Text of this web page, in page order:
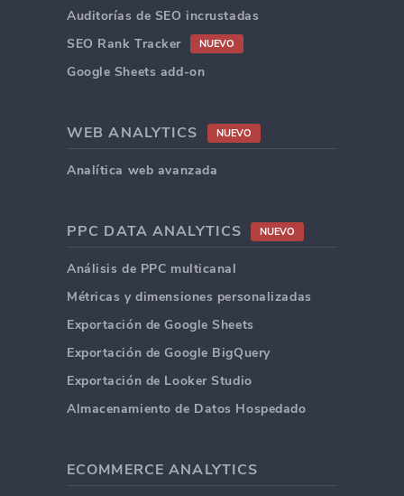
Auditorías de SEO incrustadas
SEO Rank Tracker
NUEVO
Google Sheets add-on
WEB ANALYTICS NUEVO
Analítica web avanzada
PPC DATA ANALYTICS NUEVO
Análisis de PPC multicanal
Métricas y dimensiones personalizadas
Exportación de Google Sheets
Exportación de Google BigQuery
Exportación de Looker Studio
Almacenamiento de Datos Hospedado
ECOMMERCE ANALYTICS